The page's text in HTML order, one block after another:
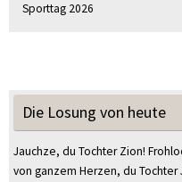
Sporttag 2026
Die Losung von heute
Jauchze, du Tochter Zion!
von ganzem Herzen, du Tochter